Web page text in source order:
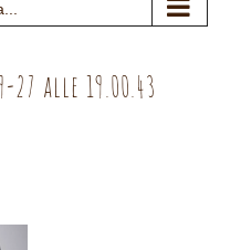
27 alle 19.00.43